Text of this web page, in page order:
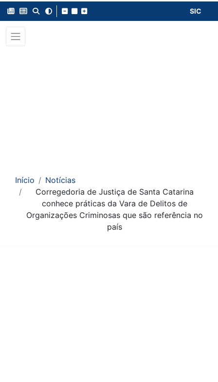
SIC
Início
Notícias
Corregedoria de Justiça de Santa Catarina
conhece práticas da Vara de Delitos de
Organizações Criminosas que são referência no
país